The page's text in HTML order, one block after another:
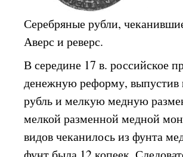
Серебряные рубли,
Аверс и реверс.
В середине 17 в. российское
денежную реформу,
рубль и мелкую медную
мелкой разменной медной
видов чеканилось из фунта